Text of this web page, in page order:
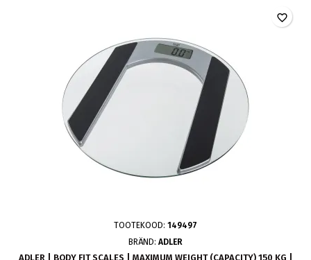
TOOTEKOOD: 149497
BRÄND: ADLER
ADLER | BODY FIT SCALES | MAXIMUM WEIGHT (CAPACITY) 150 KG |
favorite_border